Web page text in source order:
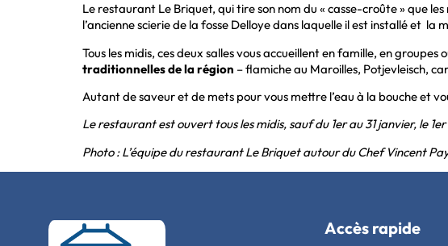
Le restaurant Le Briquet, qui tire son nom du « casse-croûte » que
l’ancienne scierie de la fosse Delloye dans laquelle il est installé et
Tous les midis, ces deux salles vous accueillent en famille, en
traditionnelles de la région – flamiche au Maroilles, Potjevleisch,
Autant de saveur et de mets pour vous mettre l’eau à la bouche et
Le restaurant est ouvert tous les midis, sauf du 1er au 31 janvier, le
Photo : L’équipe du restaurant Le Briquet autour du Chef Vincent
Accès rapide